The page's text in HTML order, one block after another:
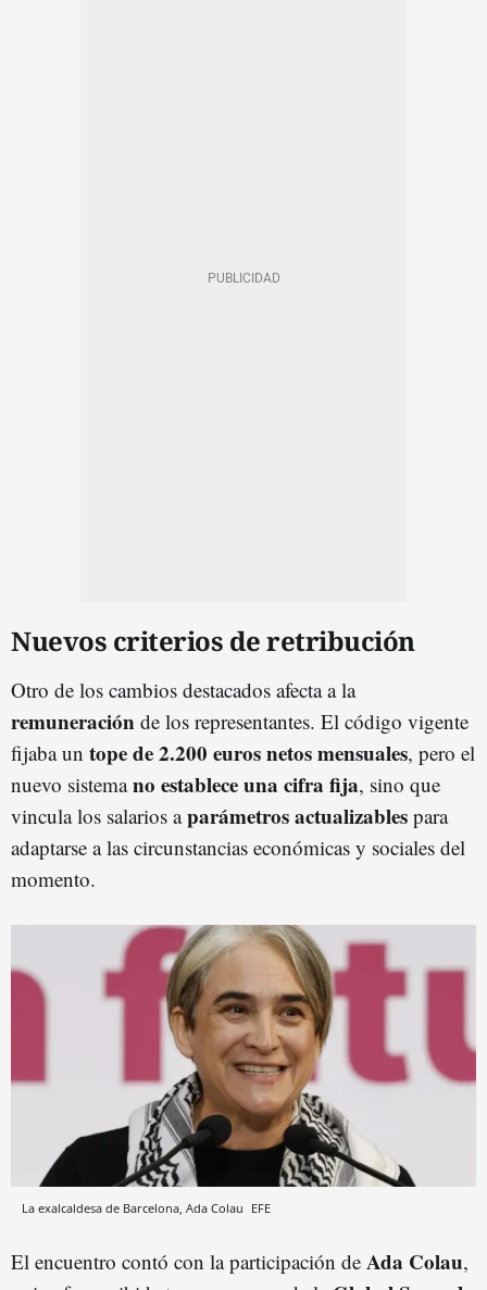
Nuevos criterios de retribución
Otro de los cambios destacados afecta a la
remuneración de los representantes. El código vigente
fijaba un tope de 2.200 euros netos mensuales, pero el
nuevo sistemano establece una cifra fija, sino que
vincula los salarios aparámetros actualizables para
adaptarse a las circunstancias económicas y sociales del
momento.
La exalcaldesa de Barcelona, Ada Colau EFE
El encuentro contó con la participación de Ada Colau,